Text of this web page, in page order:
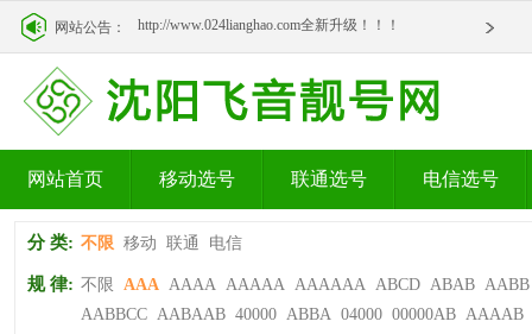
网站公告： http://www.024lianghao.com全新升级！！！
网站首页 移动选号 联通选号 电信选号
分 类: 不限 移动 联通 电信
规 律: 不限 AAA AAAA AAAAA AAAAAA ABCD ABAB AABB
AABBCC AABAAB 40000 ABBA 04000 00000AB AAAAB